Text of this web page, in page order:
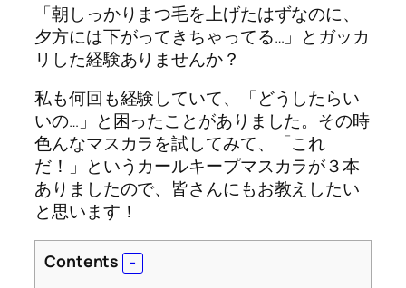
「朝しっかりまつ毛を上げたはずなのに、
夕方には下がってきちゃってる…」とガッカ
リした経験ありませんか？
私も何回も経験していて、「どうしたらい
いの…」と困ったことがありました。その時
色んなマスカラを試してみて、「これ
だ！」というカールキープマスカラが３本
ありましたので、皆さんにもお教えしたい
と思います！
Contents